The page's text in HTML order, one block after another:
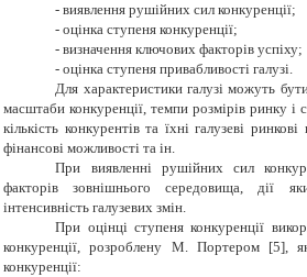
- виявлення рушійних сил конкуренції;
- оцінка ступеня конкуренції;
- визначення ключових факторів успіху;
- оцінка ступеня привабливості галузі.
Для характеристики галузі можуть
масштаби конкуренції, темпи розмірів ринку і
кількість конкурентів та їхні галузеві
фінансові можливості та ін.
При виявленні рушійних сил
факторів зовнішнього середовища, дії
інтенсивність галузевих змін.
При оцінці ступеня конкуренції
конкуренції, розроблену М. Портером [5],
конкуренції: